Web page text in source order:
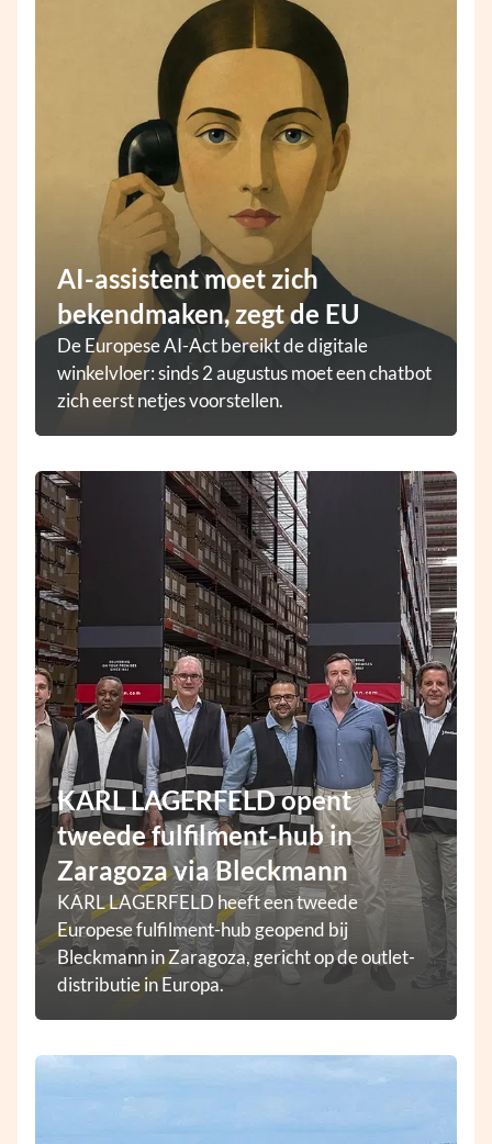
AI-assistent moet zich
bekendmaken, zegt de EU
De Europese AI-Act bereikt de digitale
winkelvloer: sinds 2 augustus moet een chatbot
zich eerst netjes voorstellen.
KARL LAGERFELD opent
tweede fulfilment-hub in
Zaragoza via Bleckmann
KARL LAGERFELD heeft een tweede
Europese fulfilment-hub geopend bij
Bleckmann in Zaragoza, gericht op de outlet-
distributie in Europa.